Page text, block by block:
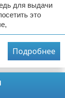
для выдачи
это
Подробнее